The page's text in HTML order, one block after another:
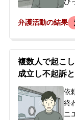
と
報
配
た
弁護活動の結果
複数人で起こ
成立し不起訴
依
終
ニ